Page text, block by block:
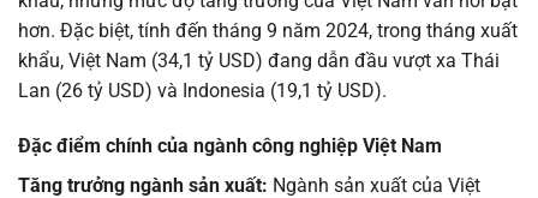
hơn. Đặc biệt, tính đến tháng 9 năm 2024, trong tháng xuất
khẩu, Việt Nam (34,1 tỷ USD) đang dẫn đầu vượt xa Thái
Lan (26 tỷ USD) và Indonesia (19,1 tỷ USD).
Đặc điểm chính của ngành công nghiệp Việt Nam
Tăng trưởng ngành sản xuất: Ngành sản xuất của Việt